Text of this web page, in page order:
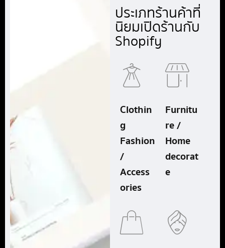
ประเภทร้านค้าที่
นิยมเปิดร้านกับ
Shopify
Clothin
g
Fashion
/
Access
ories
Furnitu
re /
Home
decorat
e